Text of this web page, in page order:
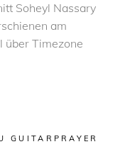
Soheyl Nassary
am
über Timezone
GUITARPRAYER